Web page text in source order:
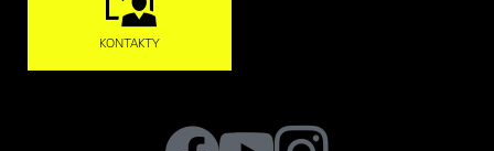
KONTAKTY